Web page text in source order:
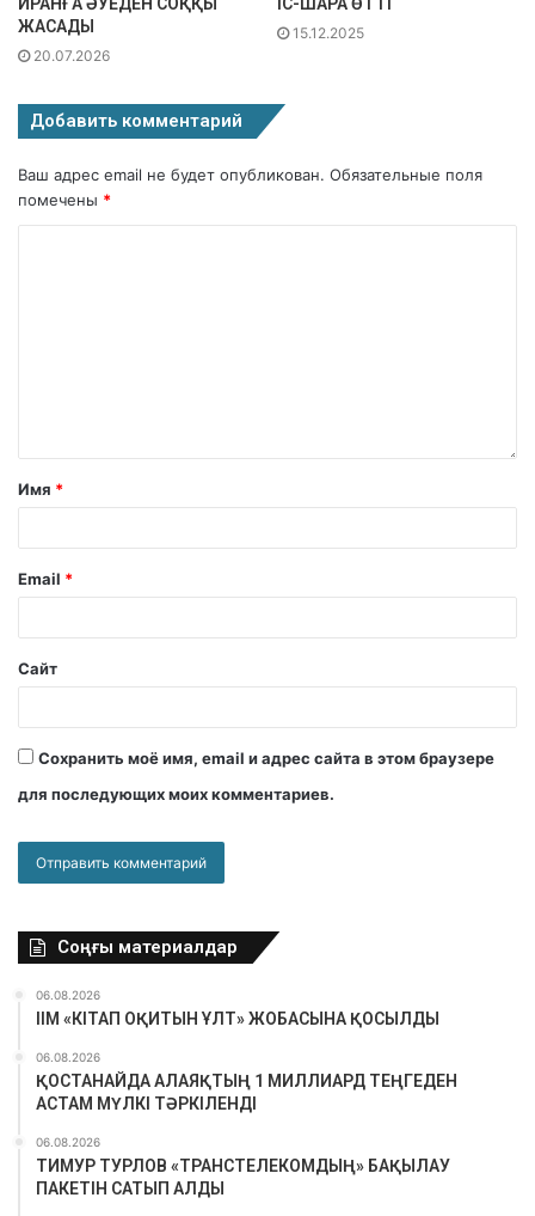
ЖАСАДЫ
20.07.2026
15.12.2025
Добавить комментарий
Ваш адрес email не будет опубликован. Обязательные поля
помечены *
Имя *
Email *
Сайт
Сохранить моё имя, email и адрес сайта в этом браузере
для последующих моих комментариев.
Соңғы материалдар
06.08.2026
ІІМ «КІТАП ОҚИТЫН ҰЛТ» ЖОБАСЫНА ҚОСЫЛДЫ
06.08.2026
ҚОСТАНАЙДА АЛАЯҚТЫҢ 1 МИЛЛИАРД ТЕҢГЕДЕН
АСТАМ МҮЛКІ ТӘРКІЛЕНДІ
06.08.2026
ТИМУР ТУРЛОВ «ТРАНСТЕЛЕКОМДЫҢ» БАҚЫЛАУ
ПАКЕТІН САТЫП АЛДЫ